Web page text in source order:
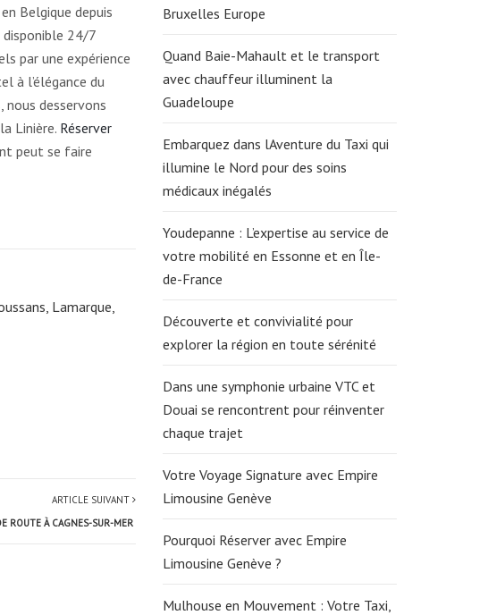
Belgique depuis
24/7
par une expérience
à l’élégance du
desservons
Linière. Réserver
peut se faire
Lamarque,
ARTICLE SUIVANT
ROUTE À CAGNES-SUR-MER
Bruxelles Europe
Quand Baie-Mahault et le transport
avec chauffeur illuminent la
Guadeloupe
Embarquez dans lAventure du Taxi qui
illumine le Nord pour des soins
médicaux inégalés
Youdepanne : L’expertise au service de
votre mobilité en Essonne et en Île-
de-France
Découverte et convivialité pour
explorer la région en toute sérénité
Dans une symphonie urbaine VTC et
Douai se rencontrent pour réinventer
chaque trajet
Votre Voyage Signature avec Empire
Limousine Genève
Pourquoi Réserver avec Empire
Limousine Genève ?
Mulhouse en Mouvement : Votre Taxi,